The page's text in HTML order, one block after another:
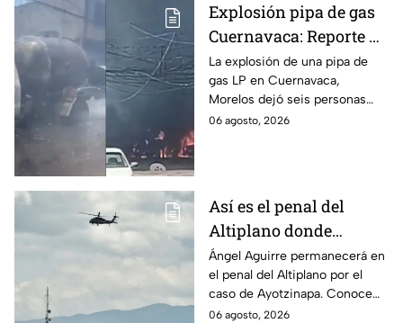
Explosión pipa de gas
Cuernavaca: Reporte de
víctimas tras estallido
en Morelos
La explosión de una pipa de
gas LP en Cuernavaca,
Morelos dejó seis personas
hospitalizadas. IMSS informó
06 agosto, 2026
Así es el penal del
Altiplano donde
permanecerá Ángel
Aguirre por caso
Ayotzinapa
Ángel Aguirre permanecerá en
el penal del Altiplano por el
caso de Ayotzinapa. Conoce
dónde está, cómo es esta
06 agosto, 2026